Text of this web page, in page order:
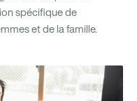
spécifique de
et de la famille.